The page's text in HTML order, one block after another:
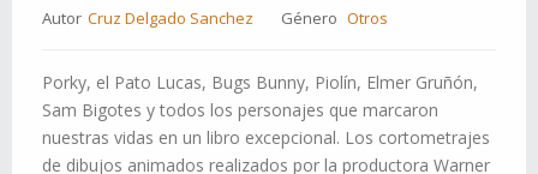
Autor Cruz Delgado Sanchez Género Otros
Porky, el Pato Lucas, Bugs Bunny, Piolín, Elmer Gruñón,
Sam Bigotes y todos los personajes que marcaron
nuestras vidas en un libro excepcional. Los cortometrajes
de dibujos animados realizados por la productora Warner